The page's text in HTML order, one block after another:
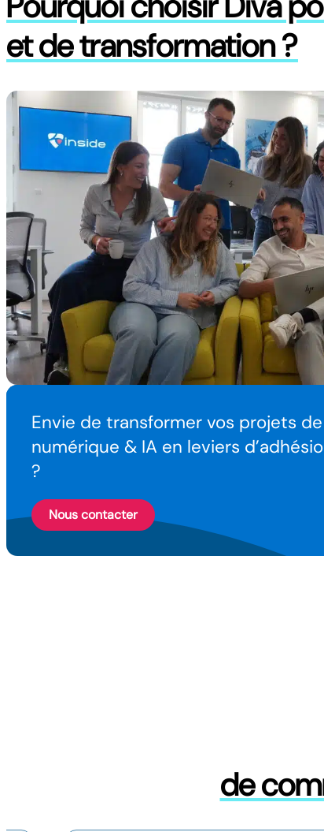
et de transformation ?
Envie de transformer vos projets
numérique & IA en leviers
?
Nous contacter
de